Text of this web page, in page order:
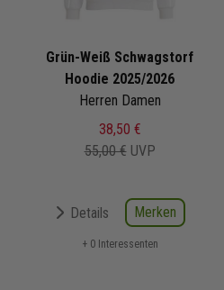
Grün-Weiß Schwagstorf
Hoodie 2025/2026
Herren Damen
38,50 €
55,00 € UVP
Details Merken
+ 0 Interessenten